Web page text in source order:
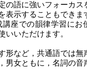
の語に強いフォーカス
表示することもできま
座での韻律学習にお
いいただけます。
形など，共通語では無
男女ともに，名詞の音